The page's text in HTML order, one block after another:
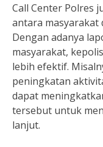
Call Center Polres
antara masyarakat
Dengan adanya
masyarakat,
lebih efektif.
peningkatan
dapat
tersebut untuk
lanjut.